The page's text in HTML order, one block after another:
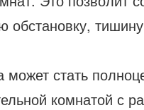
обстановку,
может стать
комнатой с